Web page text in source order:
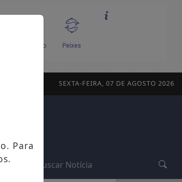
SEXTA-FEIRA, 07 DE AGOSTO 2026
Para